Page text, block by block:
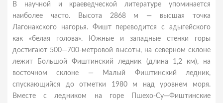
В научной и краеведческой литературе упоминается
наиболее часто. Высота 2868 м — высшая точка
Лагонакского нагорья. Фишт переводится с адыгейского
как «белая голова». Южные и западные стенки горы
достигают 500—700-метровой высоты, на северном склоне
лежит Большой Фиштинский ледник (длина 1,2 км), на
восточном склоне — Малый Фиштинский ледник,
спускающийся до отметки 1980 м над уровнем моря.
Вместе с ледником на горе Пшехо-Су—Фиштинские